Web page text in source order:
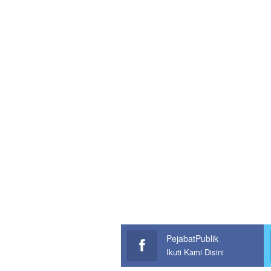
PejabatPublik
Ikuti Kami Disini